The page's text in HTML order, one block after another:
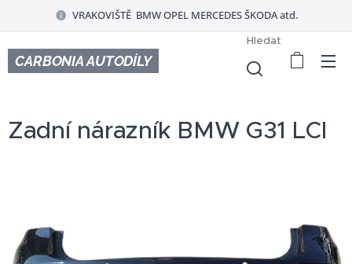
VRAKOVIŠTĚ BMW OPEL MERCEDES ŠKODA atd.
CARBONIA AUTODÍLY
Hledat
Zadní nárazník BMW G31 LCI